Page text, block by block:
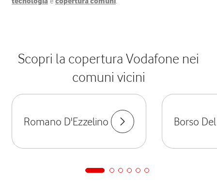
Scopri la copertura Vodafone nei
comuni vicini
Romano D'Ezzelino Borso